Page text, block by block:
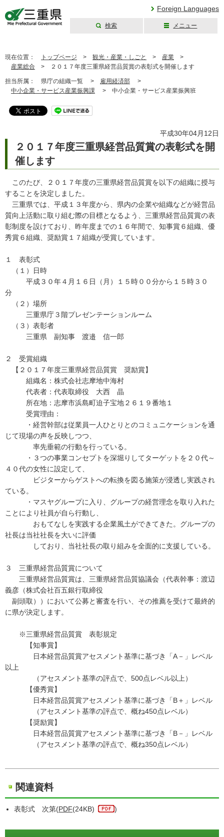
Foreign Languages
検索 メニュー
現在位置： トップページ > 観光・産業・しごと > 産業 >
産業総合 > ２０１７年度三重県経営品質賞の表彰式を開催します
担当所属： 県庁の組織一覧 > 雇用経済部 >
中小企業・サービス産業振興課 > 中小企業・サービス産業振興班
平成30年04月12日
２０１７年度三重県経営品質賞の表彰式を開
催します
このたび、２０１７年度の三重県経営品質賞を以下の組織に授与
することを決定しました。
三重県では、平成１３年度から、県内の企業や組織などが経営品
質向上活動に取り組む際の目標となるよう、三重県経営品質賞の表
彰制度を設けており、昨年度までの１６年間で、知事賞６組織、優
秀賞６組織、奨励賞１７組織が受賞しています。
１ 表彰式
（１）日時
平成３０年４月１６日（月）１５時００分から１５時３０
分
（２）場所
三重県庁３階プレゼンテーションルーム
（３）表彰者
三重県 副知事 渡邉 信一郎
２ 受賞組織
【２０１７年度三重県経営品質賞 奨励賞】
組織名：株式会社志摩地中海村
代表者：代表取締役 大西 晶
所在地：志摩市浜島町迫子宝地２６１９番地１
受賞理由：
・経営幹部は従業員一人ひとりとのコミュニケーションを通
じて現場の声を反映しつつ、
率先垂範の行動を行っている。
・３つの事業コンセプトを深堀りしてターゲットを２０代～
４０代の女性に設定して、
ビジターからゲストへの転換を図る施策が浸透し実践され
ている。
・マスヤグループに入り、グループの経営理念を取り入れた
ことにより社員が自ら行動し、
おもてなしを実践する企業風土ができてきた。グループの
社長は当社社長を大いに評価
しており、当社社長の取り組みを全面的に支援している。
３ 三重県経営品質賞について
三重県経営品質賞は、三重県経営品質協議会（代表幹事：渡辺
義彦（株式会社百五銀行取締役
副頭取））において公募と審査を行い、その推薦を受けて最終的
に県が決定します。
※三重県経営品質賞 表彰規定
【知事賞】
日本経営品質賞アセスメント基準に基づき「A－」レベル
以上
（アセスメント基準の評点で、500点レベル以上）
【優秀賞】
日本経営品質賞アセスメント基準に基づき「B＋」レベル
（アセスメント基準の評点で、概ね450点レベル）
【奨励賞】
日本経営品質賞アセスメント基準に基づき「B－」レベル
（アセスメント基準の評点で、概ね350点レベル）
関連資料
表彰式 次第(PDF(24KB) )